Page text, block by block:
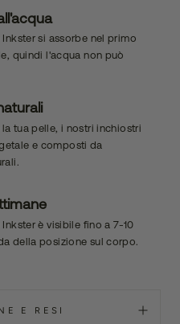
si assorbe nel primo
quindi l'acqua non può
tua pelle, i nostri inchiostri
e composti da
è visibile fino a 7-10
della posizione sul corpo.
E RESI